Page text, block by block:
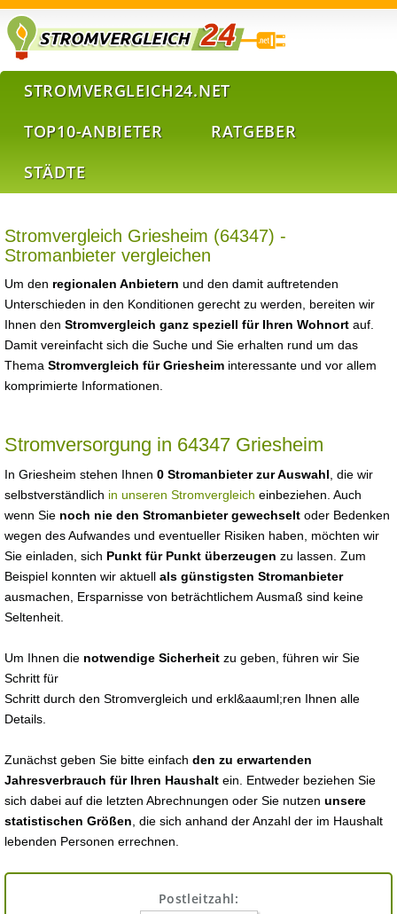
STROMVERGLEICH24.NET
TOP10-ANBIETER
RATGEBER
STÄDTE
Stromvergleich Griesheim (64347) -
Stromanbieter vergleichen
Um den regionalen Anbietern und den damit auftretenden
Unterschieden in den Konditionen gerecht zu werden, bereiten wir
Ihnen den Stromvergleich ganz speziell für Ihren Wohnort auf.
Damit vereinfacht sich die Suche und Sie erhalten rund um das
Thema Stromvergleich für Griesheim interessante und vor allem
komprimierte Informationen.
Stromversorgung in 64347 Griesheim
In Griesheim stehen Ihnen 0 Stromanbieter zur Auswahl , die wir
selbstverständlich in unseren Stromvergleich einbeziehen. Auch
wenn Sie noch nie den Stromanbieter gewechselt oder Bedenken
wegen des Aufwandes und eventueller Risiken haben, möchten wir
Sie einladen, sich Punkt für Punkt überzeugen zu lassen. Zum
Beispiel konnten wir aktuell als günstigsten Stromanbieter
ausmachen, Ersparnisse von beträchtlichem Ausmaß sind keine
Seltenheit.
Um Ihnen die notwendige Sicherheit zu geben, führen wir Sie
Schritt für
Schritt durch den Stromvergleich und erkl&aauml;ren Ihnen alle
Details.
Zunächst geben Sie bitte einfach den zu erwartenden
Jahresverbrauch für Ihren Haushalt ein. Entweder beziehen Sie
sich dabei auf die letzten Abrechnungen oder Sie nutzen unsere
statistischen Größen , die sich anhand der Anzahl der im Haushalt
lebenden Personen errechnen.
Postleitzahl: